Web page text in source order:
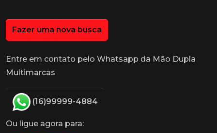
Fazer uma nova busca
Entre em contato pelo Whatsapp da Mão Dupla
Multimarcas
(16)99999-4884
Ou ligue agora para: